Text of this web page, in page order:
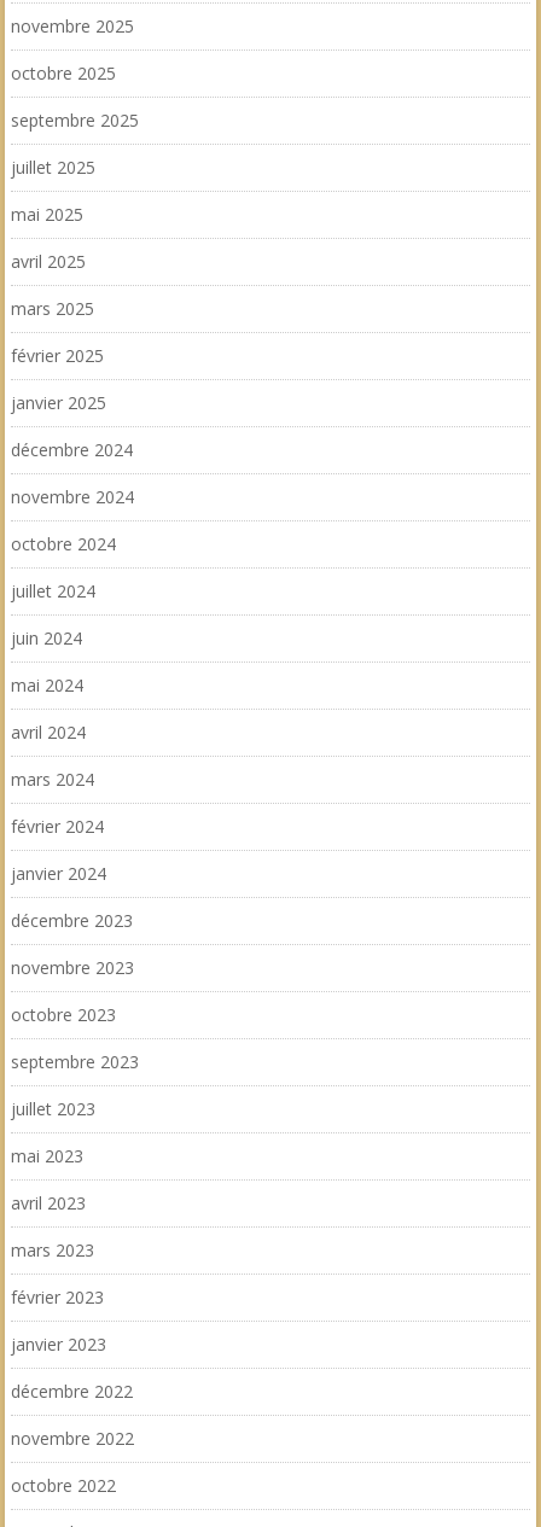
novembre 2025
octobre 2025
septembre 2025
juillet 2025
mai 2025
avril 2025
mars 2025
février 2025
janvier 2025
décembre 2024
novembre 2024
octobre 2024
juillet 2024
juin 2024
mai 2024
avril 2024
mars 2024
février 2024
janvier 2024
décembre 2023
novembre 2023
octobre 2023
septembre 2023
juillet 2023
mai 2023
avril 2023
mars 2023
février 2023
janvier 2023
décembre 2022
novembre 2022
octobre 2022